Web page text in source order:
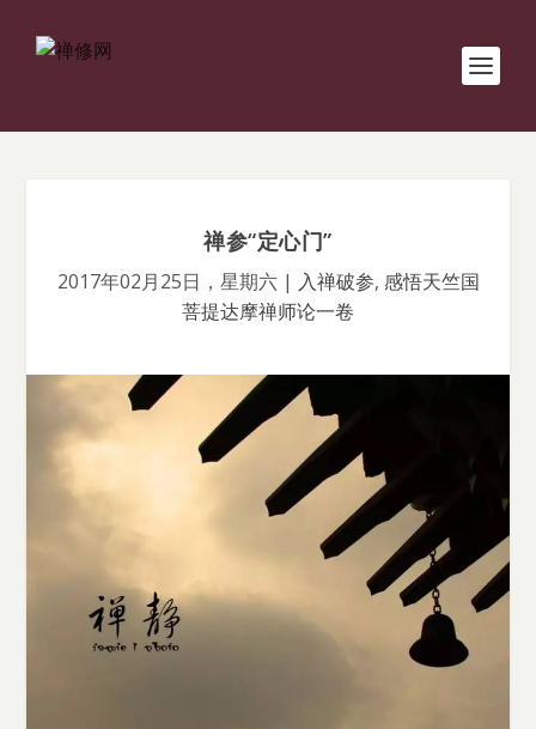
禅参“定心门”
2017年02月25日，星期六| 入禅破参, 感悟天竺国
菩提达摩禅师论一卷